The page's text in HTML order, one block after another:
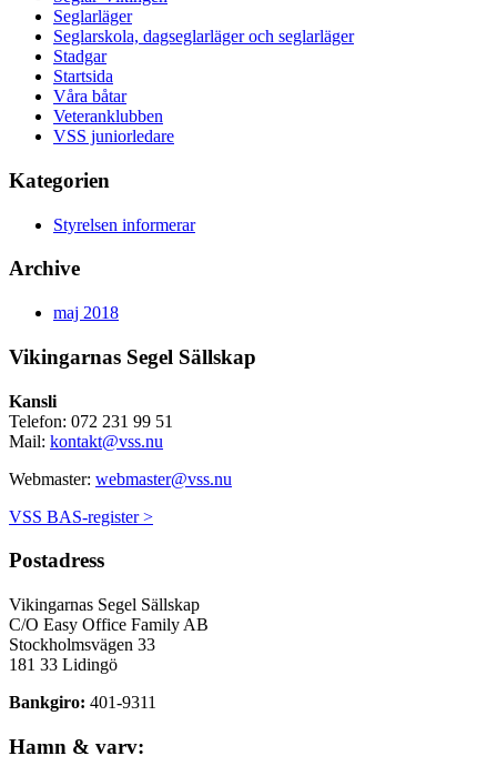
Seglarläger
Seglarskola, dagseglarläger och seglarläger
Stadgar
Startsida
Våra båtar
Veteranklubben
VSS juniorledare
Kategorien
Styrelsen informerar
Archive
maj 2018
Vikingarnas Segel Sällskap
Kansli
Telefon: 072 231 99 51
Mail: kontakt@vss.nu
Webmaster: webmaster@vss.nu
VSS BAS-register >
Postadress
Vikingarnas Segel Sällskap
C/O Easy Office Family AB
Stockholmsvägen 33
181 33 Lidingö
Bankgiro: 401-9311
Hamn & varv: